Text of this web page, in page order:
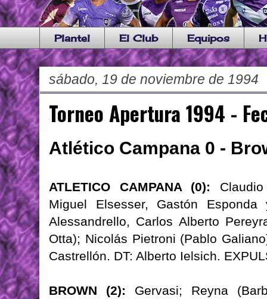
Plantel El Club Equipos
sábado, 19 de noviembre de 1994
Torneo Apertura 1994 -
Atlético Campana 0 -
ATLETICO CAMPANA (0):
Miguel Elsesser, Gastón
Alessandrello, Carlos Alberto
Otta); Nicolás Pietroni (Pablo
Castrellón. DT: Alberto Ielsich.
BROWN (2): Gervasi; Reyna